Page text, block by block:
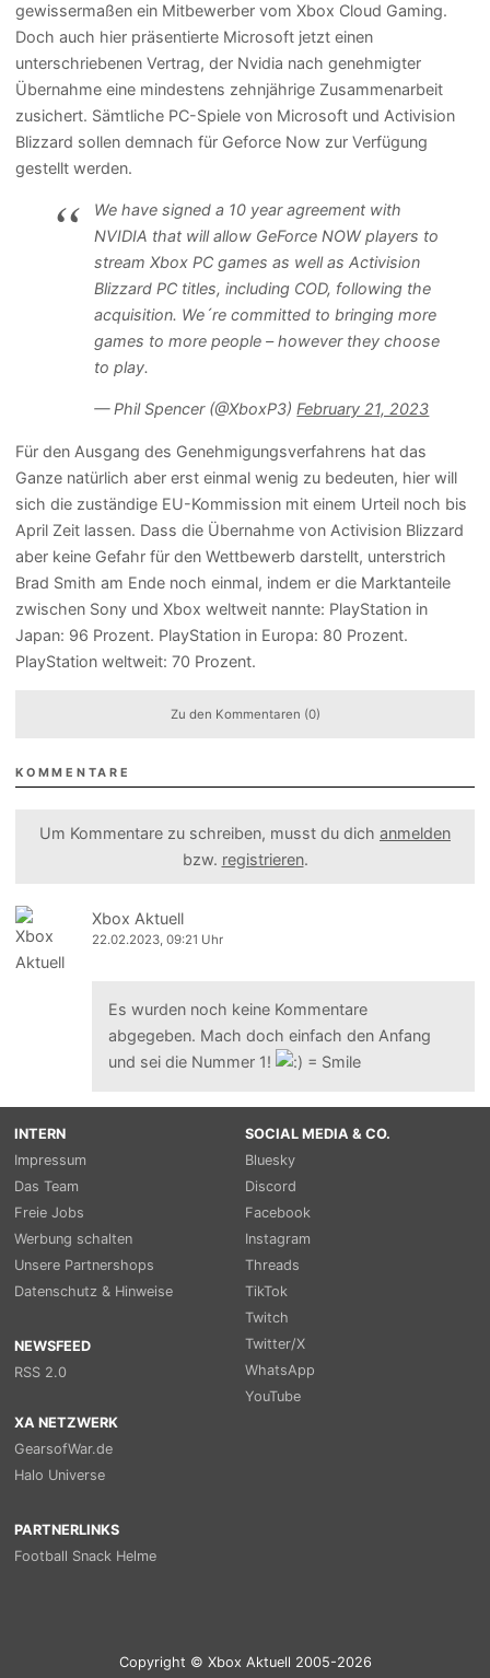
gewissermaßen ein Mitbewerber vom Xbox Cloud Gaming.
Doch auch hier präsentierte Microsoft jetzt einen
unterschriebenen Vertrag, der Nvidia nach genehmigter
Übernahme eine mindestens zehnjährige Zusammenarbeit
zusichert. Sämtliche PC-Spiele von Microsoft und Activision
Blizzard sollen demnach für Geforce Now zur Verfügung
gestellt werden.
We have signed a 10 year agreement with
NVIDIA that will allow GeForce NOW players to
stream Xbox PC games as well as Activision
Blizzard PC titles, including COD, following the
acquisition. We´re committed to bringing more
games to more people – however they choose
to play.
— Phil Spencer (@XboxP3) February 21, 2023
Für den Ausgang des Genehmigungsverfahrens hat das
Ganze natürlich aber erst einmal wenig zu bedeuten, hier will
sich die zuständige EU-Kommission mit einem Urteil noch bis
April Zeit lassen. Dass die Übernahme von Activision Blizzard
aber keine Gefahr für den Wettbewerb darstellt, unterstrich
Brad Smith am Ende noch einmal, indem er die Marktanteile
zwischen Sony und Xbox weltweit nannte: PlayStation in
Japan: 96 Prozent. PlayStation in Europa: 80 Prozent.
PlayStation weltweit: 70 Prozent.
Zu den Kommentaren (0)
KOMMENTARE
Um Kommentare zu schreiben, musst du dich anmelden
bzw. registrieren.
Xbox Aktuell
22.02.2023, 09:21 Uhr
Es wurden noch keine Kommentare
abgegeben. Mach doch einfach den Anfang
und sei die Nummer 1!
INTERN
Impressum
Das Team
Freie Jobs
Werbung schalten
Unsere Partnershops
Datenschutz & Hinweise
NEWSFEED
RSS 2.0
SOCIAL MEDIA & CO.
Bluesky
Discord
Facebook
Instagram
Threads
TikTok
Twitch
Twitter/X
WhatsApp
YouTube
XA NETZWERK
GearsofWar.de
Halo Universe
PARTNERLINKS
Football Snack Helme
Copyright © Xbox Aktuell 2005-2026